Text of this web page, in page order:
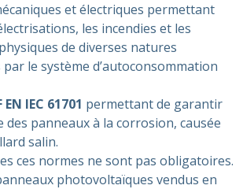
et électriques permettant
les incendies et les
de diverses natures
le système d’autoconsommation
EN IEC 61701 permettant de garantir
des panneaux à la corrosion, causée
salin.
ces normes ne sont pas obligatoires.
photovoltaïques vendus en